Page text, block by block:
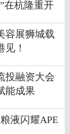
在杭隆重开
容展狮城载
！
投融资大会
能成果
液闪耀APE